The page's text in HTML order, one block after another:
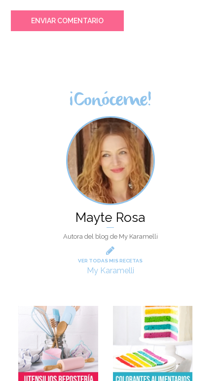
ENVIAR COMENTARIO
¡Conóceme!
Mayte Rosa
Autora del blog de My Karamelli
VER TODAS MIS RECETAS
My Karamelli